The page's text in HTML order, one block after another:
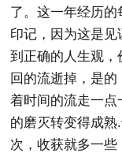
了。这一年经历
印记，因为这是
到正确的人生观
回的流逝掉，是
着时间的流走一
的磨灭转变得成
次，收获就多一些